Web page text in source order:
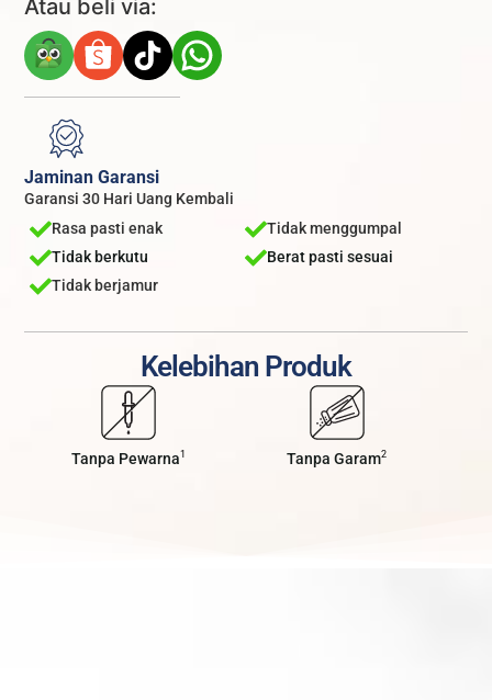
Atau beli via:
Jaminan Garansi
Garansi 30 Hari Uang Kembali
Rasa pasti enak
Tidak berkutu
Tidak berjamur
Tidak menggumpal
Berat pasti sesuai
Kelebihan Produk
Tanpa Pewarna1 Tanpa Garam2